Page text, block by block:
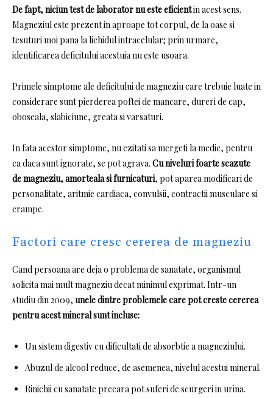
De fapt, niciun test de laborator nu este eficientin acest sens.
Magneziul este prezent in aproape tot corpul, de la oase si
tesuturi moi pana la lichidul intracelular; prin urmare,
identificarea deficitului acestuia nu este usoara.
Primele simptome ale deficitului de magneziu care trebuie luate in
considerare sunt pierderea poftei de mancare, dureri de cap,
oboseala, slabiciune, greata si varsaturi.
In fata acestor simptome, nu ezitati sa mergeti la medic, pentru
ca daca sunt ignorate, se pot agrava. Cu niveluri foarte scazute
de magneziu, amorteala si furnicaturi, pot aparea modificari de
personalitate, aritmie cardiaca, convulsii, contractii musculare si
crampe.
Factori care cresc cererea de magneziu
Cand persoana are deja o problema de sanatate, organismul
solicita mai mult magneziu decat minimul exprimat. Intr-un
studiu din 2009, unele dintre problemele care pot creste cererea
pentru acest mineral sunt incluse:
Un sistem digestiv cu dificultati de absorbtie a magneziului.
Abuzul de alcoolreduce, de asemenea, nivelul acestui mineral.
Rinichii cu sanatate precara pot suferi de scurgeri in urina.